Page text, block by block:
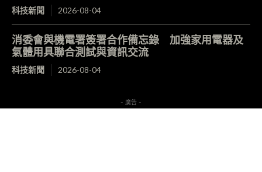
科技新聞 2026-08-04
消委會與機電署簽署合作備忘錄 加強家用電器及
氣體用具聯合測試與資訊交流
科技新聞 2026-08-04
- 廣告 -